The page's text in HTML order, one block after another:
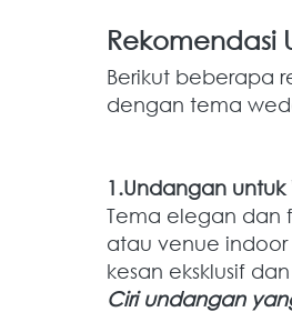
Rekomendasi
Berikut beberapa
dengan tema
1.Undangan
Tema elegan dan
atau venue
kesan eksklusif
Ciri undangan